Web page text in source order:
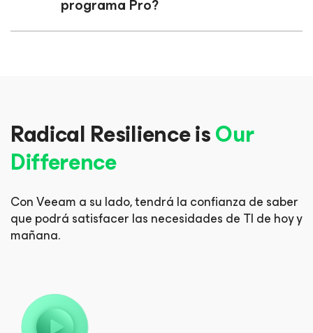
programa Pro?
Radical Resilience isOur
Difference
Con Veeam a su lado, tendrá la confianza de saber
que podrá satisfacer las necesidades de TI de hoy y
mañana.